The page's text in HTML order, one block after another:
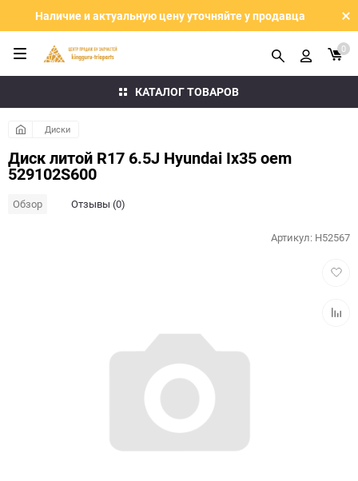
Наличие и актуальную цену уточняйте у продавца
КАТАЛОГ ТОВАРОВ
0
Диски
Диск литой R17 6.5J Hyundai Ix35 oem
529102S600
Обзор Отзывы (0)
Артикул: H52567